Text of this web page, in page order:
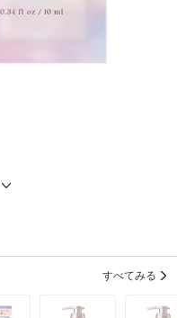
すべてみる